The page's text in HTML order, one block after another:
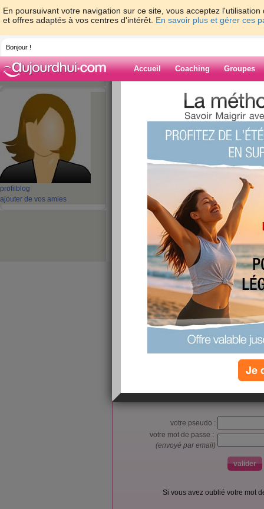
En poursuivant votre navigation sur ce site, vous acceptez
et offres adaptés à vos centres d'intérêt. En savoir plus et gérer ces
Bonjour !
Accueil Coaching Groupes
profil blog
ajouter de vos amies
> maikhanh100 >
socket pin, connector socket plug
Blog de
Electrical
connector
socket plug
publié le 03/12/2022 à 03:57
Automotive Connectors 3P DT PLUG ASM, E
https://www.futureelectronics.com/p/
header-plug-wire-mount/dt06-3s-c015-te-
L’accès et l’utilisation du forum sont
inscrire
votre pseudo :
votre mot de passe :
(envoyé par email)
Si vous avez oublié votre mot
Je